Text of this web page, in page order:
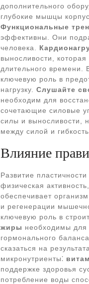
дополнительного
глубокие мышцы
Функциональные
эффективны. Они
человека.
выносливости,
длительного времени.
ключевую роль в
нагрузку. Слушайте
необходим для
сочетающие силовые
силы и выносливости,
между силой и
Влияние
Развитие
физическая
обеспечивает
и регенерации
ключевую роль в
жиры необходимы для
гормонального
сказаться на
микронутриенты⁚
поддержке здоровья
потребление воды